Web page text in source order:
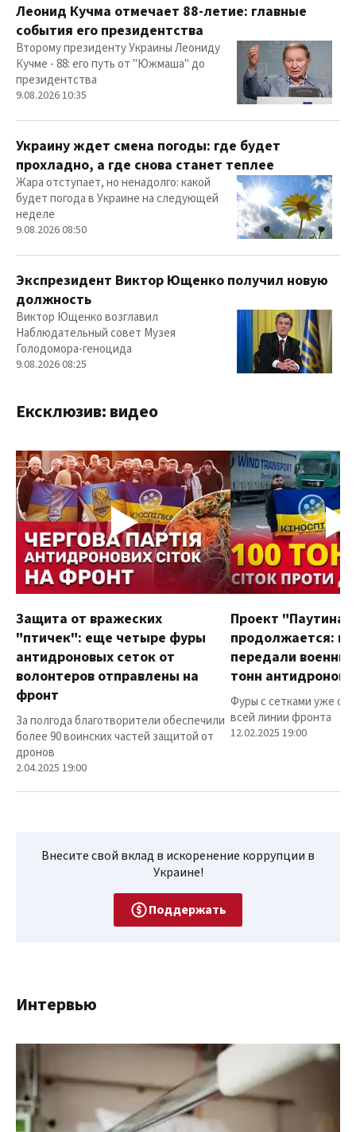
Леонид Кучма отмечает 88-летие: главные
события его президентства
Второму президенту Украины Леониду
Кучме - 88: его путь от "Южмаша" до
президентства
9.08.2026 10:35
Украину ждет смена погоды: где будет
прохладно, а где снова станет теплее
Жара отступает, но ненадолго: какой
будет погода в Украине на следующей
неделе
9.08.2026 08:50
Экспрезидент Виктор Ющенко получил новую
должность
Виктор Ющенко возглавил
Наблюдательный совет Музея
Голодомора-геноцида
9.08.2026 08:25
Ексклюзив: видео
Защита от вражеских
"птичек": еще четыре фуры
антидроновых сеток от
волонтеров отправлены на
фронт
За полгода благотворители обеспечили
более 90 воинских частей защитой от
дронов
2.04.2025 19:00
Проект "Паутина"
продолжается:
передали
тонн
Фуры с сетками уже
всей линии фронта
12.02.2025 19:00
Внесите свой вклад в искоренение коррупции в
Украине!
Поддержать
Интервью